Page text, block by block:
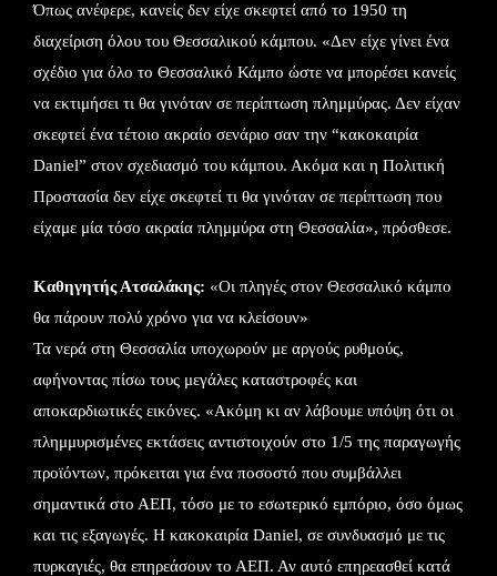
Όπως ανέφερε, κανείς δεν είχε σκεφτεί από το 1950 τη
διαχείριση όλου του Θεσσαλικού κάμπου. «Δεν είχε γίνει ένα
σχέδιο για όλο το Θεσσαλικό Κάμπο ώστε να μπορέσει κανείς
να εκτιμήσει τι θα γινόταν σε περίπτωση πλημμύρας. Δεν είχαν
σκεφτεί ένα τέτοιο ακραίο σενάριο σαν την “κακοκαιρία
Daniel” στον σχεδιασμό του κάμπου. Ακόμα και η Πολιτική
Προστασία δεν είχε σκεφτεί τι θα γινόταν σε περίπτωση που
είχαμε μία τόσο ακραία πλημμύρα στη Θεσσαλία», πρόσθεσε.
Καθηγητής Ατσαλάκης: «Οι πληγές στον Θεσσαλικό κάμπο
θα πάρουν πολύ χρόνο για να κλείσουν»
Τα νερά στη Θεσσαλία υποχωρούν με αργούς ρυθμούς,
αφήνοντας πίσω τους μεγάλες καταστροφές και
αποκαρδιωτικές εικόνες. «Ακόμη κι αν λάβουμε υπόψη ότι οι
πλημμυρισμένες εκτάσεις αντιστοιχούν στο 1/5 της παραγωγής
προϊόντων, πρόκειται για ένα ποσοστό που συμβάλλει
σημαντικά στο ΑΕΠ, τόσο με το εσωτερικό εμπόριο, όσο όμως
και τις εξαγωγές. Η κακοκαιρία Daniel, σε συνδυασμό με τις
πυρκαγιές, θα επηρεάσουν το ΑΕΠ. Αν αυτό επηρεασθεί κατά